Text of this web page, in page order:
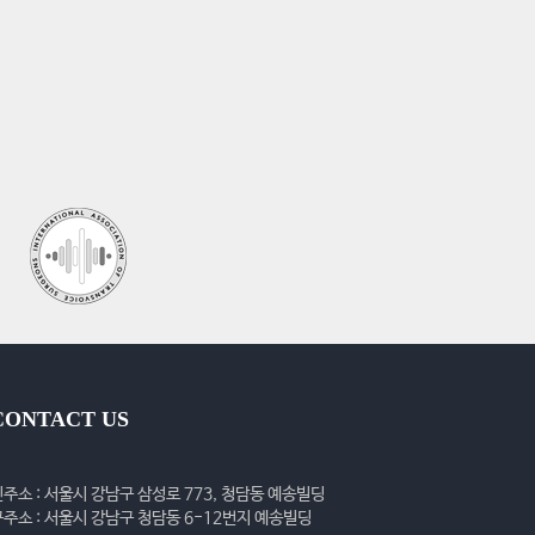
US
주소 : 서울시 강남구 삼성로 773, 청담동 예송빌딩
주소 : 서울시 강남구 청담동 6-12번지 예송빌딩